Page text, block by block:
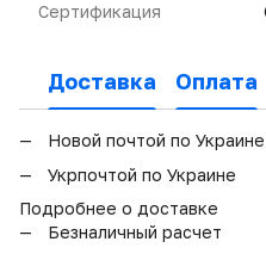
Сертификация
Доставка Оплата
Новой почтой по Украине
Укрпочтой по Украине
Подробнее о доставке
Безналичный расчет